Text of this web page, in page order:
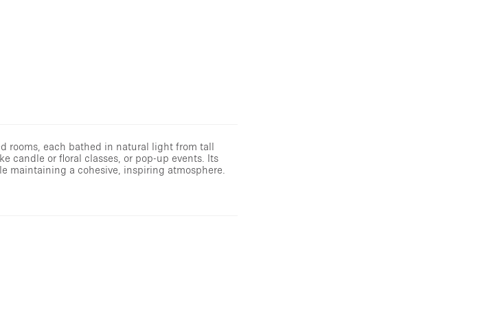
rooms, each bathed in natural light from tall
candle or floral classes, or pop-up events. Its
maintaining a cohesive, inspiring atmosphere.